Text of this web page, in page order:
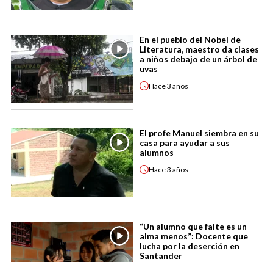
En el pueblo del Nobel de
Literatura, maestro da clases
a niños debajo de un árbol de
uvas
Hace3 años
El profe Manuel siembra en su
casa para ayudar a sus
alumnos
Hace3 años
“Un alumno que falte es un
alma menos”: Docente que
lucha por la deserción en
Santander